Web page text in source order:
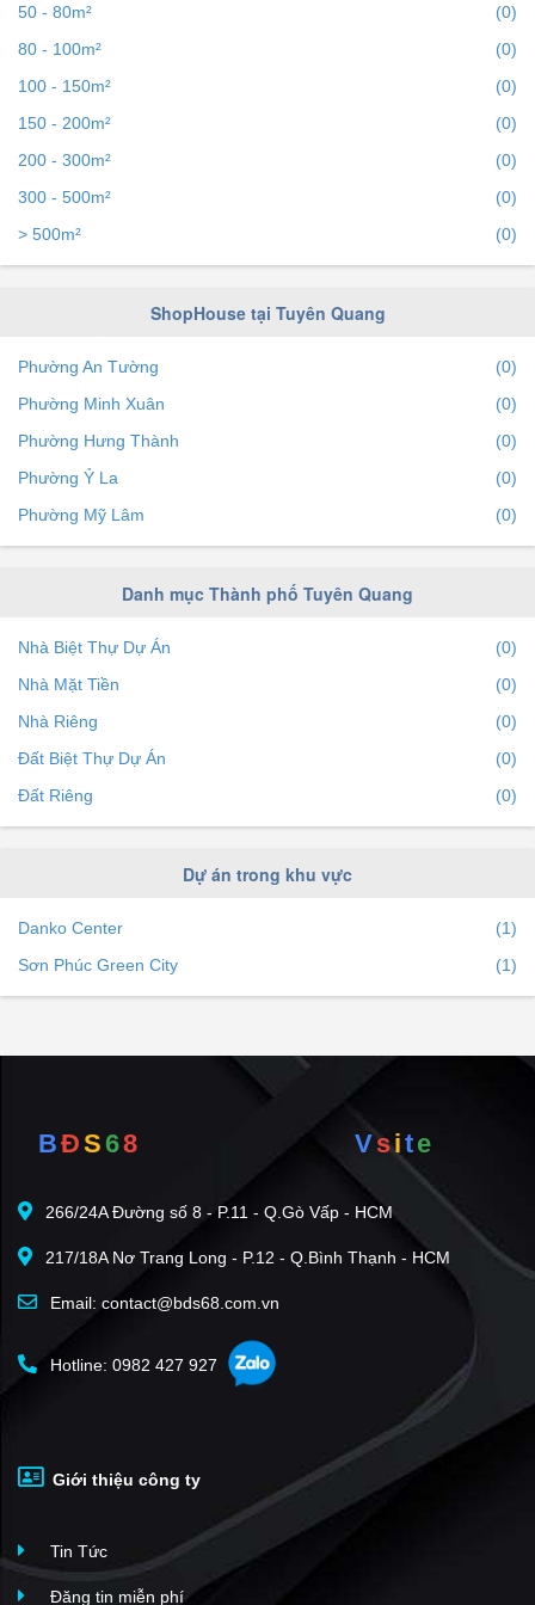
50 - 80m²
(0)
80 - 100m²
(0)
100 - 150m²
(0)
150 - 200m²
(0)
200 - 300m²
(0)
300 - 500m²
(0)
> 500m²
(0)
ShopHouse tại Tuyên Quang
Phường An Tường
(0)
Phường Minh Xuân
(0)
Phường Hưng Thành
(0)
Phường Ỷ La
(0)
Phường Mỹ Lâm
(0)
Danh mục Thành phố Tuyên Quang
Nhà Biệt Thự Dự Án
(0)
Nhà Mặt Tiền
(0)
Nhà Riêng
(0)
Đất Biệt Thự Dự Án
(0)
Đất Riêng
(0)
Dự án trong khu vực
Danko Center
(1)
Sơn Phúc Green City
(1)
BĐS68 Vsite
266/24A Đường số 8 - P.11 - Q.Gò Vấp - HCM
217/18A Nơ Trang Long - P.12 - Q.Bình Thạnh - HCM
Email: contact@bds68.com.vn
Hotline: 0982 427 927
Giới thiệu công ty
Tin Tức
Đăng tin miễn phí